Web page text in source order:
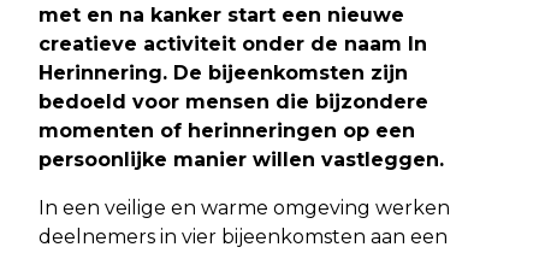
met en na kanker start een nieuwe
creatieve activiteit onder de naam In
Herinnering. De bijeenkomsten zijn
bedoeld voor mensen die bijzondere
momenten of herinneringen op een
persoonlijke manier willen vastleggen.
In een veilige en warme omgeving werken
deelnemers in vier bijeenkomsten aan een